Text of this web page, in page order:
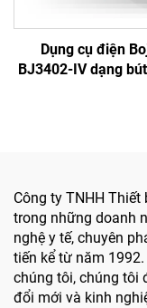
Dụng cụ điện
BJ3402-IV dạng
Công ty TNHH
trong những doanh
nghệ y tế, chuyên
tiến kể từ năm
chúng tôi, chúng tôi
đổi mới và kinh